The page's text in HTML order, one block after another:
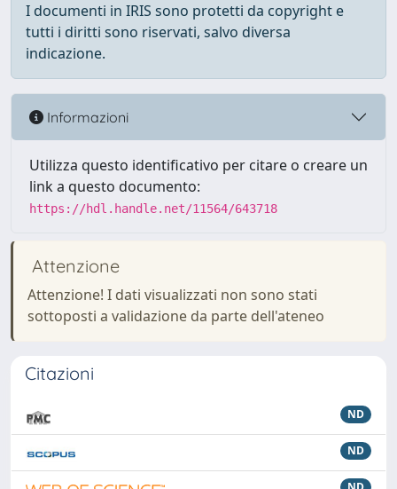
I documenti in IRIS sono protetti da copyright e
tutti i diritti sono riservati, salvo diversa
indicazione.
Informazioni
Utilizza questo identificativo per citare o creare un
link a questo documento:
https://hdl.handle.net/11564/643718
Attenzione
Attenzione! I dati visualizzati non sono stati
sottoposti a validazione da parte dell'ateneo
Citazioni
ND
ND